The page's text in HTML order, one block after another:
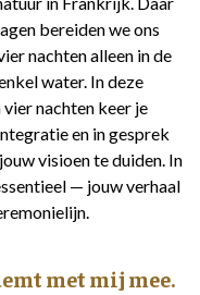
bereiden we ons
nachten alleen in de
water. In deze
nachten keer je
en in gesprek
visioen te duiden. In
— jouw verhaal
met mij mee.